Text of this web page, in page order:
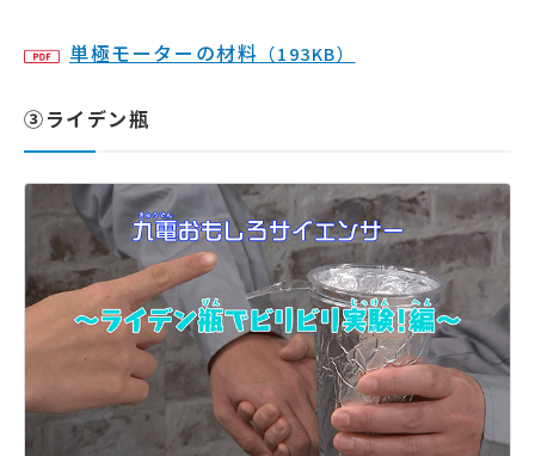
単極モーターの材料 （193KB）
③ライデン瓶